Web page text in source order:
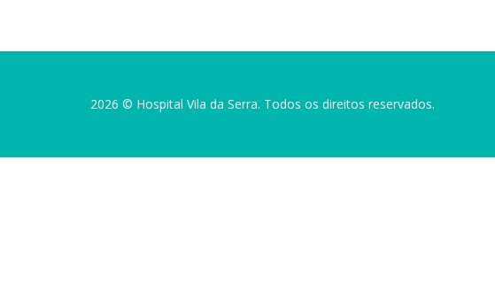
2026 © Hospital Vila da Serra. Todos os direitos reservados.